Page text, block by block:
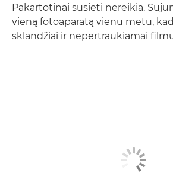
Pakartotinai susieti nereikia.
vieną fotoaparatą vienu metu,
sklandžiai ir nepertraukiamai